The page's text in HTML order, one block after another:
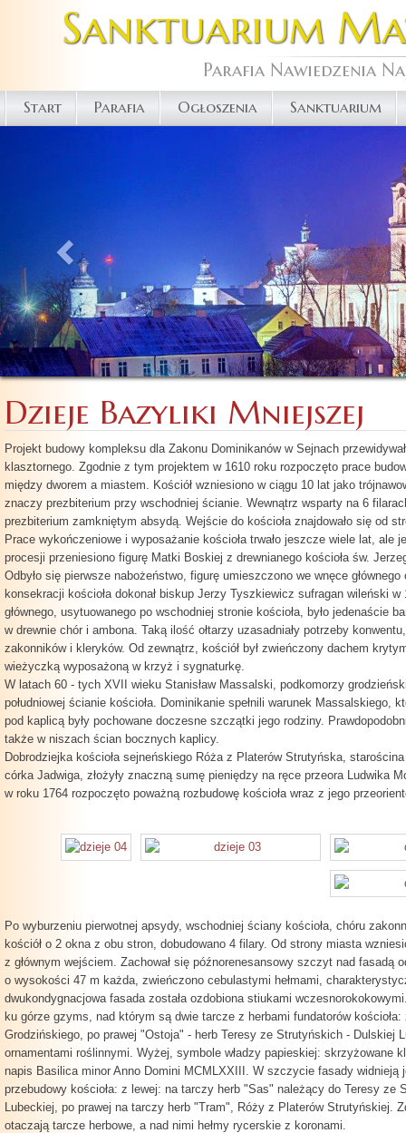
Sanktuarium
Parafia Nawiedzenia
Start Parafia Ogłoszenia
Sanktuarium
Dzieje Bazyliki Mniejszej
Projekt budowy kompleksu dla Zakonu Dominikanów w Sejnach
klasztornego. Zgodnie z tym projektem w 1610 roku rozpoczęto prace
między dworem a miastem. Kościół wzniesiono w ciągu 10 lat jako
znaczy prezbiterium przy wschodniej ścianie. Wewnątrz wsparty na 6
prezbiterium zamkniętym absydą. Wejście do kościoła znajdowało się od
Prace wykończeniowe i wyposażanie kościoła trwało jeszcze wiele lat, ale
procesji przeniesiono figurę Matki Boskiej z drewnianego kościoła św.
Odbyło się pierwsze nabożeństwo, figurę umieszczono we wnęce
konsekracji kościoła dokonał biskup Jerzy Tyszkiewicz sufragan wileński w
głównego, usytuowanego po wschodniej stronie kościoła, było jedenaście
w drewnie chór i ambona. Taką ilość ołtarzy uzasadniały potrzeby
zakonników i kleryków. Od zewnątrz, kościół był zwieńczony dachem
wieżyczką wyposażoną w krzyż i sygnaturkę.
W latach 60 - tych XVII wieku Stanisław Massalski, podkomorzy
południowej ścianie kościoła. Dominikanie spełnili warunek Massalskiego,
pod kaplicą były pochowane doczesne szczątki jego rodziny.
także w niszach ścian bocznych kaplicy.
Dobrodziejka kościoła sejneńskiego Róża z Platerów Strutyńska,
córka Jadwiga, złożyły znaczną sumę pieniędzy na ręce przeora Ludwika
w roku 1764 rozpoczęto poważną rozbudowę kościoła wraz z jego
Po wyburzeniu pierwotnej apsydy, wschodniej ściany kościoła, chóru
kościół o 2 okna z obu stron, dobudowano 4 filary. Od strony miasta
z głównym wejściem. Zachował się późnorenesansowy szczyt nad fasadą
o wysokości 47 m każda, zwieńczono cebulastymi hełmami,
dwukondygnacjowa fasada została ozdobiona stiukami
ku górze gzyms, nad którym są dwie tarcze z herbami fundatorów
Grodzińskiego, po prawej "Ostoja" - herb Teresy ze Strutyńskich - Dulskiej
ornamentami roślinnymi. Wyżej, symbole władzy papieskiej: skrzyżowane
napis Basilica minor Anno Domini MCMLXXIII. W szczycie fasady widnieją
przebudowy kościoła: z lewej: na tarczy herb "Sas" należący do Teresy ze
Lubeckiej, po prawej na tarczy herb "Tram", Róży z Platerów Strutyńskiej.
otaczają tarcze herbowe, a nad nimi hełmy rycerskie z koronami.